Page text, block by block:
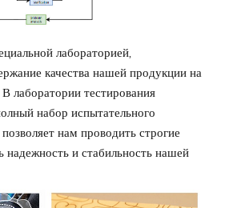
лабораторией,
качества нашей продукции на
лаборатории тестирования
набор испытательного
нам проводить строгие
надежность и стабильность нашей